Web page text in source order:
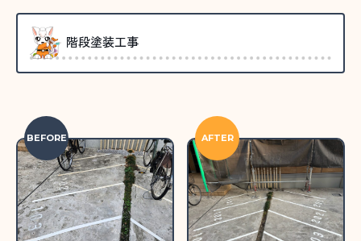
階段塗装工事
BEFORE AFTER